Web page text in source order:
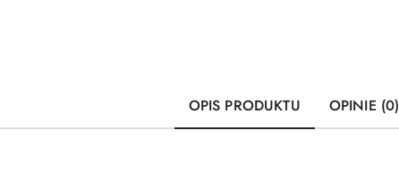
OPIS PRODUKTU OPINIE (0)